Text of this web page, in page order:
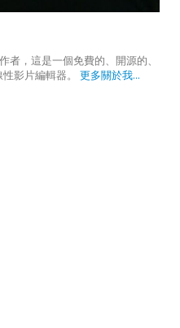
，這是一個免費的、開源的、
影片編輯器。 更多關於我...